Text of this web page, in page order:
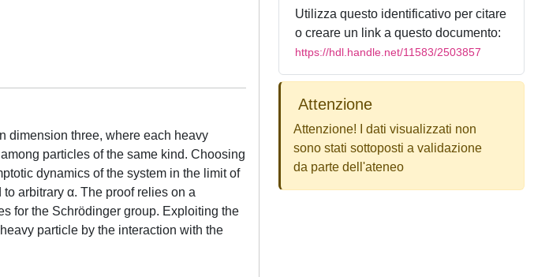
dimension three, where each heavy
particles of the same kind. Choosing
dynamics of the system in the limit of
arbitrary α. The proof relies on a
for the Schrödinger group. Exploiting the
particle by the interaction with the
Utilizza questo identificativo per citare
o creare un link a questo documento:
https://hdl.handle.net/11583/2503857
Attenzione
Attenzione! I dati visualizzati non
sono stati sottoposti a validazione
da parte dell'ateneo